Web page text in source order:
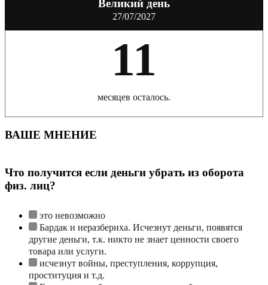
Великий день
27/07/2027
11
месяцев осталось.
ВАШЕ МНЕНИЕ
Что получится если деньги убрать из оборота
физ. лиц?
это невозможно
Бардак и неразбериха. Исчезнут деньги, появятся
другие деньги, т.к. никто не знает ценности своего
товара или услуги.
исчезнут войны, преступления, коррупция,
проституция и т.д.